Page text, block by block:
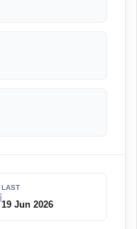
LAST
19 Jun 2026